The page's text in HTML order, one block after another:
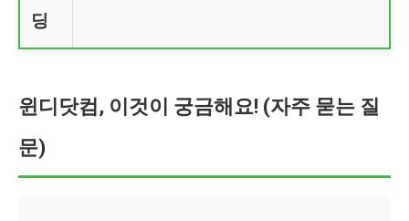
딩
윈디닷컴, 이것이 궁금해요! (자주 묻는 질
문)